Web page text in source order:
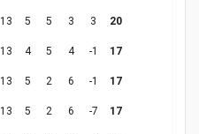
13 5 5 3 3 20
13 4 5 4 -1 17
13 5 2 6 -1 17
13 5 2 6 -7 17